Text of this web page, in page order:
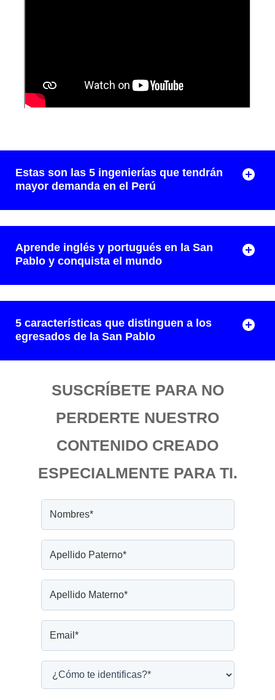
Estas son las 5 ingenierías que tendrán
mayor demanda en el Perú
Aprende inglés y portugués en la San
Pablo y conquista el mundo
5 características que distinguen a los
egresados de la San Pablo
SUSCRÍBETE PARA NO
PERDERTE NUESTRO
CONTENIDO CREADO
ESPECIALMENTE PARA TI.